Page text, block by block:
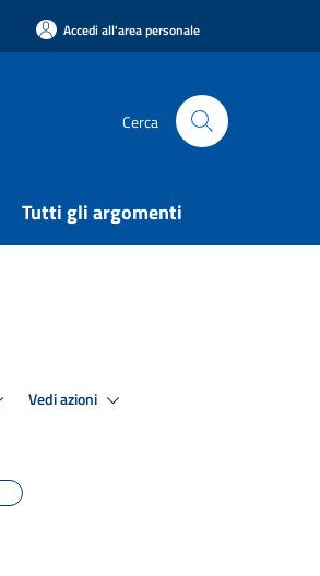
Accedi all'area personale
Cerca
Tutti gli argomenti
Vedi azioni